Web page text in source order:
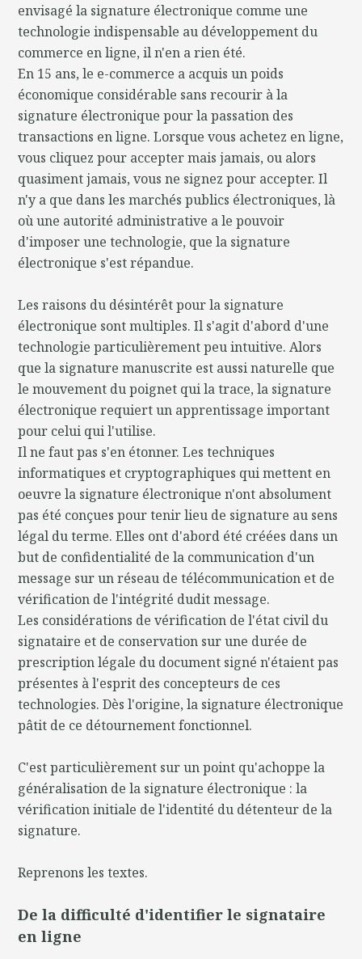
envisagé la signature électronique comme une
technologie indispensable au développement du
commerce en ligne, il n'en a rien été.
En 15 ans, le e-commerce a acquis un poids
économique considérable sans recourir à la
signature électronique pour la passation des
transactions en ligne. Lorsque vous achetez en ligne,
vous cliquez pour accepter mais jamais, ou alors
quasiment jamais, vous ne signez pour accepter. Il
n'y a que dans les marchés publics électroniques, là
où une autorité administrative a le pouvoir
d'imposer une technologie, que la signature
électronique s'est répandue.
Les raisons du désintérêt pour la signature
électronique sont multiples. Il s'agit d'abord d'une
technologie particulièrement peu intuitive. Alors
que la signature manuscrite est aussi naturelle que
le mouvement du poignet qui la trace, la signature
électronique requiert un apprentissage important
pour celui qui l'utilise.
Il ne faut pas s'en étonner. Les techniques
informatiques et cryptographiques qui mettent en
oeuvre la signature électronique n'ont absolument
pas été conçues pour tenir lieu de signature au sens
légal du terme. Elles ont d'abord été créées dans un
but de confidentialité de la communication d'un
message sur un réseau de télécommunication et de
vérification de l'intégrité dudit message.
Les considérations de vérification de l'état civil du
signataire et de conservation sur une durée de
prescription légale du document signé n'étaient pas
présentes à l'esprit des concepteurs de ces
technologies. Dès l'origine, la signature électronique
pâtit de ce détournement fonctionnel.
C'est particulièrement sur un point qu'achoppe la
généralisation de la signature électronique : la
vérification initiale de l'identité du détenteur de la
signature.
Reprenons les textes.
De la difficulté d'identifier le signataire
en ligne